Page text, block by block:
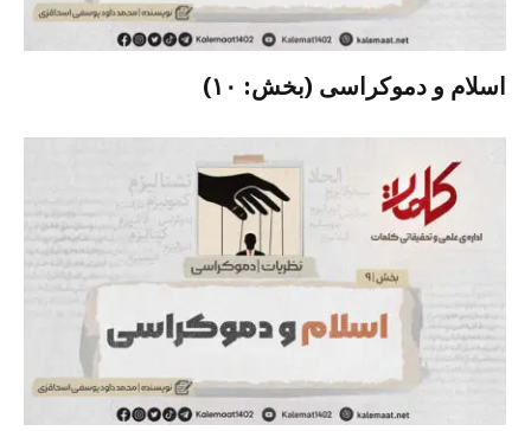
اسلام و دموکراسی (بخش: ۱۰)